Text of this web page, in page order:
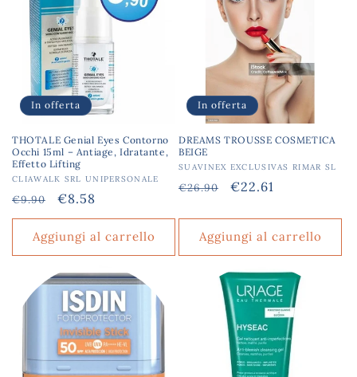
In offerta
THOTALE Genial Eyes Contorno
Occhi 15ml – Antiage, Idratante,
Effetto Lifting
Produttore:
CLIAWALK SRL UNIPERSONALE
Prezzo
di
listino
€9.90
Prezzo
scontato
€8.58
Aggiungi al carrello
In offerta
DREAMS TROUSSE COSMETICA
BEIGE
Produttore:
SUAVINEX EXCLUSIVAS RIMAR SL
Prezzo
listino
€26.90
Prezzo
€22.61
Aggiungi al carrello